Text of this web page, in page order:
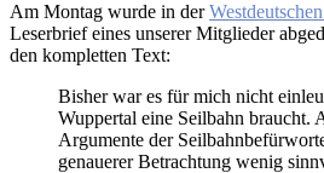
Am Montag wurde in der
Leserbrief eines unserer Mitglieder
den kompletten Text:
Bisher war es für mich nicht
Wuppertal eine Seilbahn braucht.
Argumente der
genauerer Betrachtung wenig